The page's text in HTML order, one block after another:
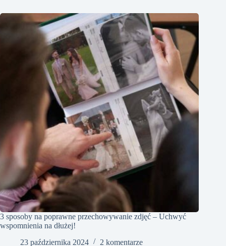
3 sposoby na poprawne przechowywanie zdjęć – Uchwyć
wspomnienia na dłużej!
23 października 2024
2 komentarze